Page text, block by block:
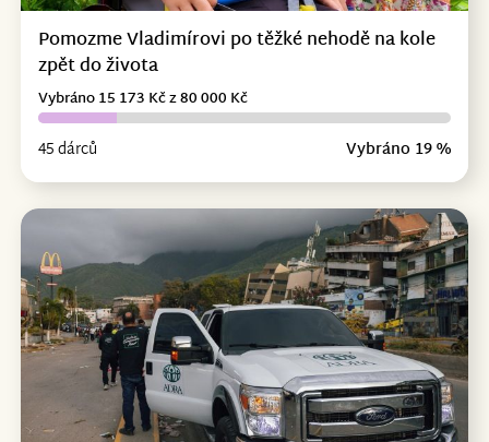
Pomozme Vladimírovi po těžké nehodě na kole
zpět do života
45 dárců Vybráno 19 %
Vybráno 15 173 Kč z 80 000 Kč